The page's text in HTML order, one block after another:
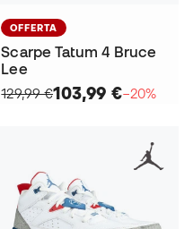
OFFERTA
Scarpe Tatum 4 Bruce
Lee
129,99 €103,99 €−20%